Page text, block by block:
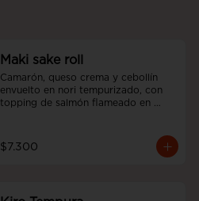
Maki sake roll
Camarón, queso crema y cebollín
envuelto en nori tempurizado, con
topping de salmón flameado en
$7.300